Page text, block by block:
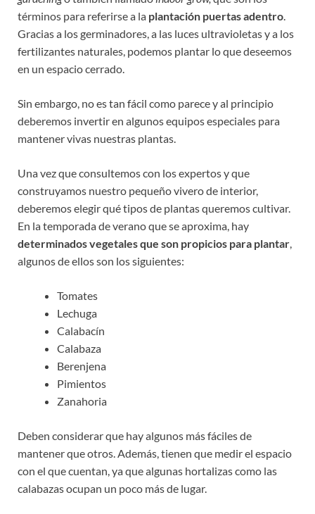
términos para referirse a la plantación puertas adentro.
Gracias a los germinadores, a las luces ultravioletas y a los
fertilizantes naturales, podemos plantar lo que deseemos
en un espacio cerrado.
Sin embargo, no es tan fácil como parece y al principio
deberemos invertir en algunos equipos especiales para
mantener vivas nuestras plantas.
Una vez que consultemos con los expertos y que
construyamos nuestro pequeño vivero de interior,
deberemos elegir qué tipos de plantas queremos cultivar.
En la temporada de verano que se aproxima, hay
determinados vegetales que son propicios para plantar,
algunos de ellos son los siguientes:
Tomates
Lechuga
Calabacín
Calabaza
Berenjena
Pimientos
Zanahoria
Deben considerar que hay algunos más fáciles de
mantener que otros. Además, tienen que medir el espacio
con el que cuentan, ya que algunas hortalizas como las
calabazas ocupan un poco más de lugar.